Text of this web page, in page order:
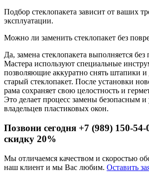
Подбор стеклопакета зависит от ваших
эксплуатации.
Можно ли заменить стеклопакет без
Да, замена стеклопакета выполняется
Мастера используют специальные
позволяющие аккуратно снять штапики и
старый стеклопакет. После установки
рама сохраняет свою целостность и
Это делает процесс замены безопасным
владельцев пластиковых окон.
Позвони сегодня +7 (989) 150-54-
скидку 20%
Мы отличаемся качеством и скоростью
наш клиент и мы Вас любим. Оставить